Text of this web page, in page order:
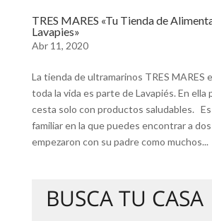
TRES MARES «Tu Tienda de
Lavapies»
Abr 11, 2020
La tienda de ultramarinos TRES MARES
toda la vida es parte de Lavapiés. En ella
cesta solo con productos saludables.
familiar en la que puedes encontrar a
empezaron con su padre como muchos...
BUSCA TU CASA